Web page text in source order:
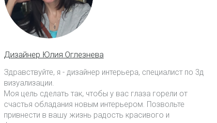
Дизайнер Юлия Оглезнева
Здравствуйте, я - дизайнер интерьера, специалист по 3д
визуализации.
Моя цель сделать так, чтобы у вас глаза горели от
счастья обладания новым интерьером. Позвольте
привнести в вашу жизнь радость красивого и